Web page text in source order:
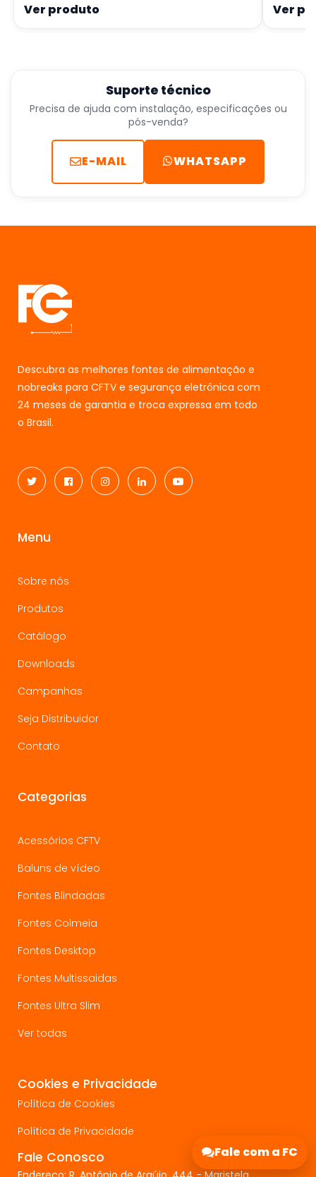
Fale com a FC
Ver produto Ver
Suporte técnico
Precisa de ajuda com instalação, especificações ou
pós-venda?
E-MAIL WHATSAPP
Descubra as melhores fontes de alimentação e
nobreaks para CFTV e segurança eletrônica com
24 meses de garantia e troca expressa em todo
o Brasil.
Menu
Sobre nós
Produtos
Catálogo
Downloads
Campanhas
Seja Distribuidor
Contato
Categorias
Acessórios CFTV
Baluns de vídeo
Fontes Blindadas
Fontes Colmeia
Fontes Desktop
Fontes Multissaidas
Fontes Ultra Slim
Ver todas
Cookies e Privacidade
Política de Cookies
Política de Privacidade
Fale Conosco